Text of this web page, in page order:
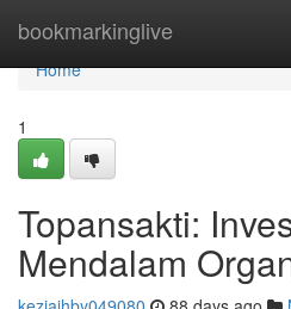
bookmarkinglive
Home
Home
1
Topansakti:
Mendalam